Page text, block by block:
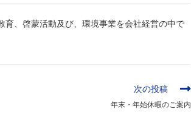
、啓蒙活動及び、環境事業を会社経営の中で
次の投稿
年末・年始休暇のご案内